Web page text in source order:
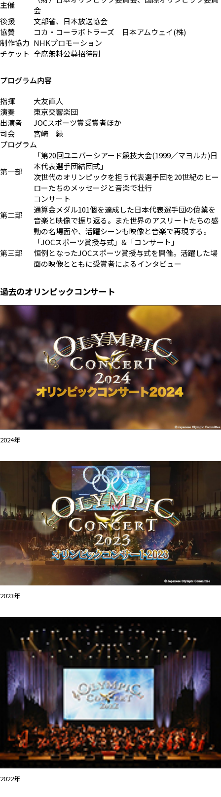
主催
会
後援
文部省、日本放送協会
協賛
コカ・コーラボトラーズ 日本アムウェイ(株)
制作協力 NHKプロモーション
チケット 全席無料公募招待制
プログラム内容
指揮
大友直人
演奏
東京交響楽団
出演者
JOCスポーツ賞受賞者ほか
司会
宮崎 緑
プログラム
第一部
「第20回ユニバーシアード競技大会(1999／マヨルカ)日
本代表選手団結団式」
次世代のオリンピックを担う代表選手団を20世紀のヒー
ローたちのメッセージと音楽で壮行
第二部
コンサート
通算金メダル101個を達成した日本代表選手団の偉業を
音楽と映像で振り返る。また世界のアスリートたちの感
動の名場面や、活躍シーンも映像と音楽で再現する。
第三部
「JOCスポーツ賞授与式」&「コンサート」
恒例となったJOCスポーツ賞授与式を開催。活躍した場
面の映像とともに受賞者によるインタビュー
過去のオリンピックコンサート
2024年
2023年
2022年